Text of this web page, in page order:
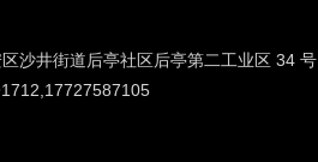
区沙井街道后亭社区后亭第二工业区 34 号